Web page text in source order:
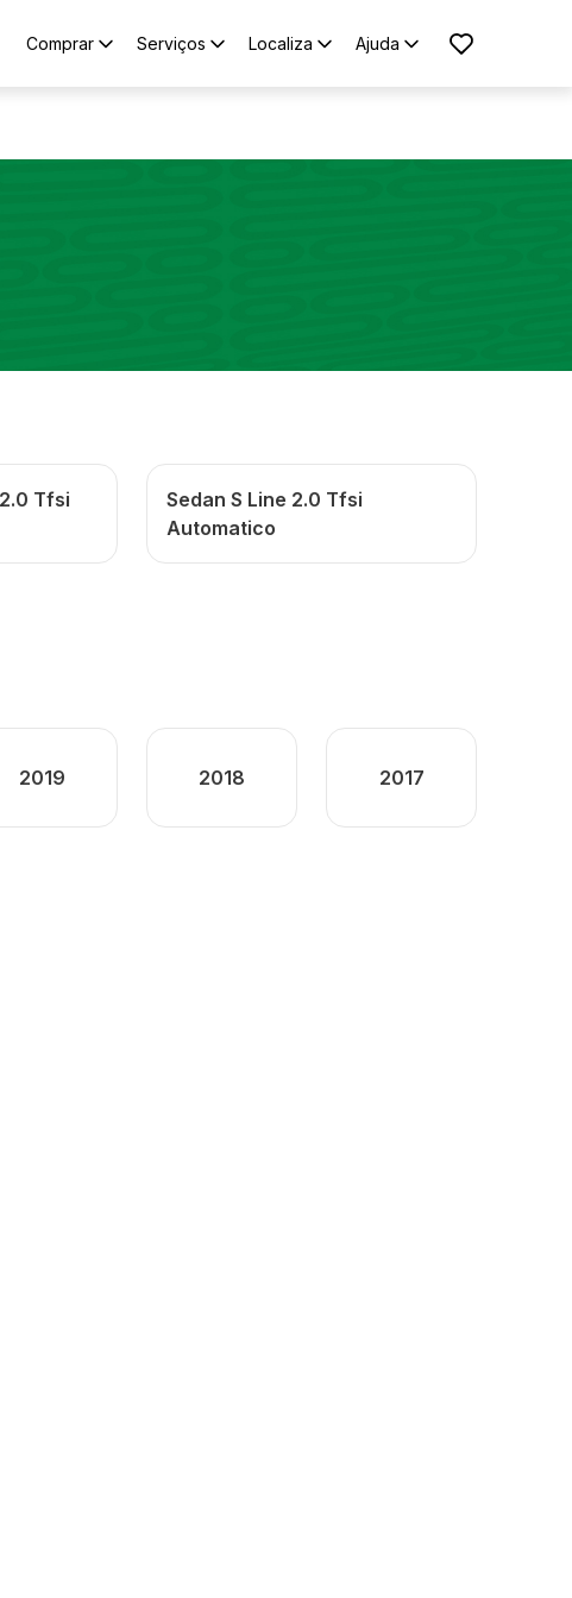
Comprar Serviços Localiza Ajuda
Tfsi
Sedan S Line 2.0 Tfsi
Automatico
2019 2018 2017